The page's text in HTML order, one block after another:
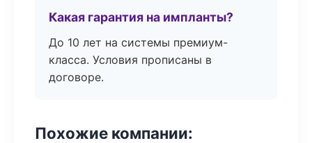
Какая гарантия на импланты?
До 10 лет на системы премиум-
класса. Условия прописаны в
договоре.
Похожие компании: